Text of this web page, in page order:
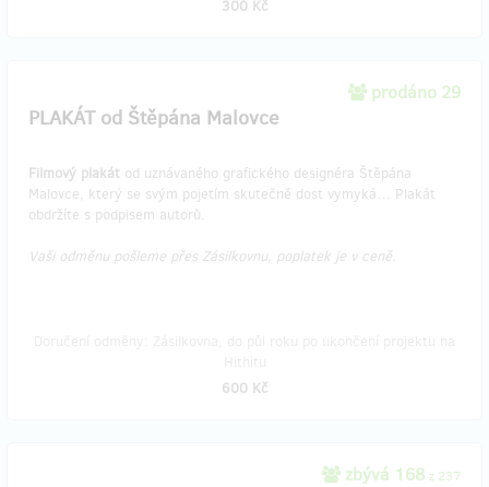
300 Kč
prodáno 29
PLAKÁT od Štěpána Malovce
Filmový plakát od uznávaného grafického designéra Štěpána
Malovce, který se svým pojetím skutečně dost vymyká… Plakát
obdržíte s podpisem autorů.
Vaši odměnu pošleme přes Zásilkovnu, poplatek je v ceně.
600 Kč
zbývá 168 z 237